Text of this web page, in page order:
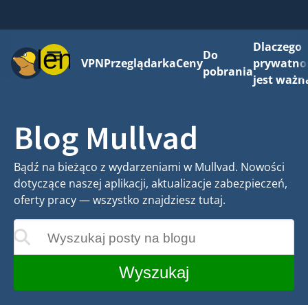
MenuVPNPrzeglądarkaCeny
Do
pobrania
Dlaczego
jest
Blog Mullvad
Bądź na bieżąco z wydarzeniami w Mullvad. Nowości
dotyczące naszej aplikacji, aktualizacje zabezpieczeń,
oferty pracy — wszystko znajdziesz tutaj.
Wyszukaj posty na blogu
w miarę wprowadzania
Wyszukaj